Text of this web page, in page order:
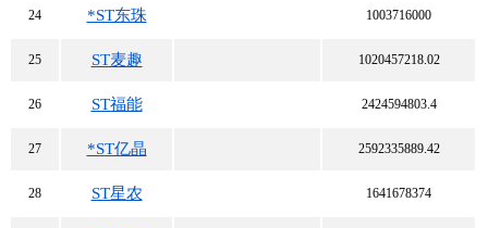
24 *ST东珠 1003716000
25 ST麦趣 1020457218.02
26 ST福能 2424594803.4
27 *ST亿晶 2592335889.42
28 ST星农 1641678374